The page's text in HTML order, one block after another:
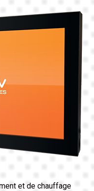
et de chauffage